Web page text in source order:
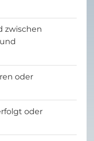
zwischen
oder
oder